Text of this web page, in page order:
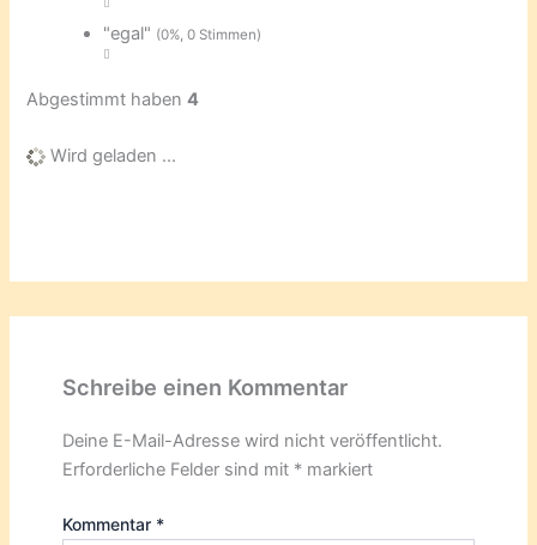
"egal" (0%, 0 Stimmen)
Abgestimmt haben4
Wird geladen ...
Schreibe einen Kommentar
Deine E-Mail-Adresse wird nicht veröffentlicht.
Erforderliche Felder sind mit *markiert
Kommentar *